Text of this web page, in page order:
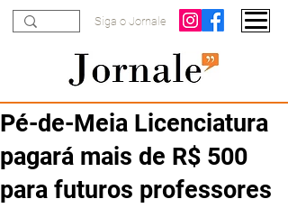
Siga o Jornale
Pé-de-Meia Licenciatura
pagará mais de R$ 500
para futuros professores